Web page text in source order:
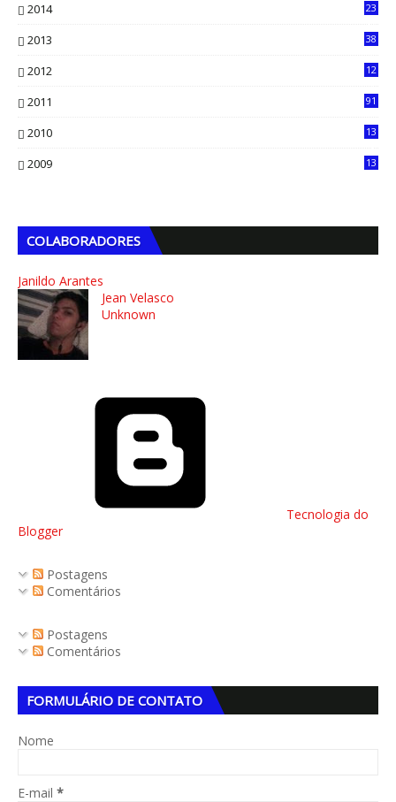
2014
23
2013
38
2012
12
2011 91
2010
13
2009
13
COLABORADORES
Janildo Arantes
Jean Velasco
Unknown
Tecnologia do
Blogger
Postagens
Comentários
Postagens
Comentários
FORMULÁRIO DE CONTATO
Nome
E-mail *